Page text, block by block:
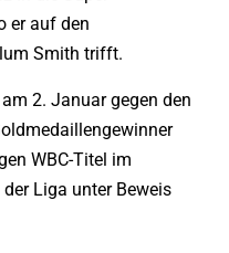
er auf den
Smith trifft.
2. Januar gegen den
WBC-Titel im
Liga unter Beweis